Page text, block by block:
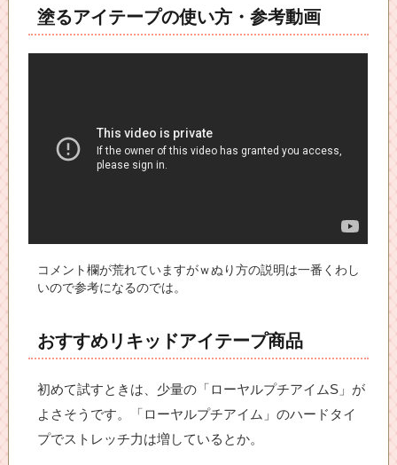
塗るアイテープの使い方・参考動画
コメント欄が荒れていますがｗぬり方の説明は一番くわし
いので参考になるのでは。
おすすめリキッドアイテープ商品
初めて試すときは、少量の「ローヤルプチアイムS」が
よさそうです。「ローヤルプチアイム」のハードタイ
プでストレッチ力は増しているとか。